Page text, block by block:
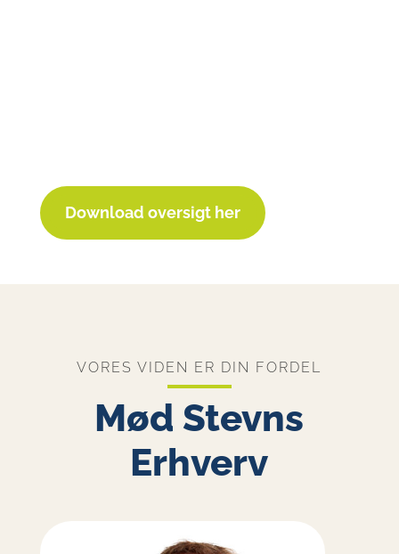
Download oversigt her
VORES VIDEN ER DIN FORDEL
Mød Stevns
Erhverv